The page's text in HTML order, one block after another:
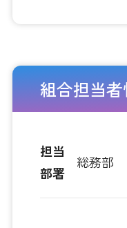
組合担当
担当
部署
総務部